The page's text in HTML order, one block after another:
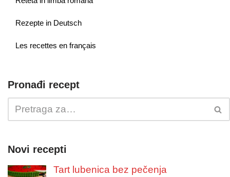
Rezepte in Deutsch
Les recettes en français
Pronađi recept
Novi recepti
Tart lubenica bez pečenja